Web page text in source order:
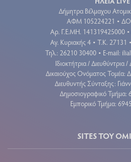
Δήμητρα Βέλμαχου
ΑΦΜ 105224221 •
Aρ. Γ.Ε.ΜΗ. 141319425000 •
Αγ. Κυριακής 4 • Τ.Κ. 27131 •
Τηλ.: 26210 30400 • E-mail:
Ιδιοκτήτρια / Διευθύντρια /
Δικαιούχος Ονόματος Τομέα:
Διευθυντής Σύνταξης:
Δημοσιογραφικό Τμήμα:
Εμπορικό Τμήμα:
SITES ΤΟΥ